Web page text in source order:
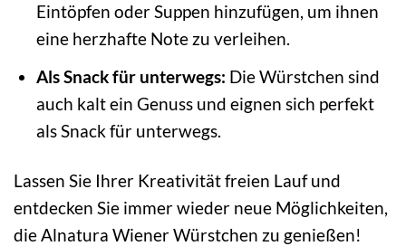
Eintöpfen oder Suppen hinzufügen, um ihnen
eine herzhafte Note zu verleihen.
Als Snack für unterwegs: Die Würstchen sind
auch kalt ein Genuss und eignen sich perfekt
als Snack für unterwegs.
Lassen Sie Ihrer Kreativität freien Lauf und
entdecken Sie immer wieder neue Möglichkeiten,
die Alnatura Wiener Würstchen zu genießen!